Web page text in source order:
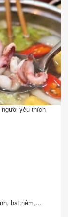
người yêu thích
hạt nêm,…